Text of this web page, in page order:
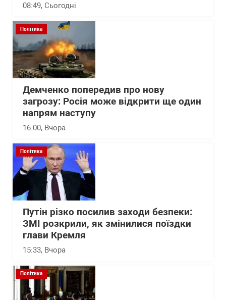
08:49, Сьогодні
Політика
Демченко попередив про нову
загрозу: Росія може відкрити ще один
напрям наступу
16:00, Вчора
Політика
Путін різко посилив заходи безпеки:
ЗМІ розкрили, як змінилися поїздки
глави Кремля
15:33, Вчора
Політика